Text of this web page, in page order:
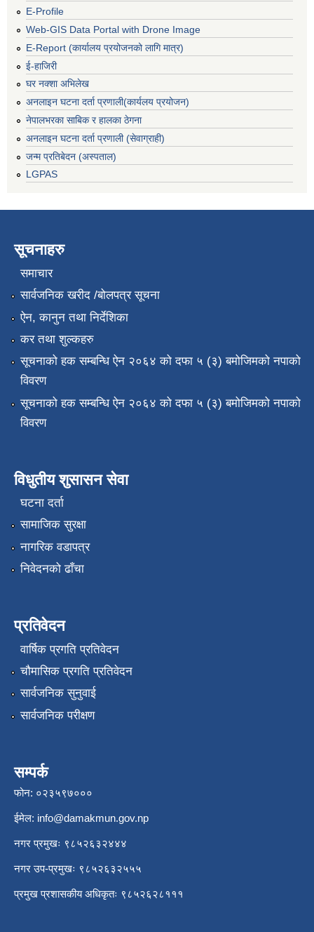
E-Profile
Web-GIS Data Portal with Drone Image
E-Report (कार्यालय प्रयोजनको लागि मात्र)
ई-हाजिरी
घर नक्शा अभिलेख
अनलाइन घटना दर्ता प्रणाली(कार्यलय प्रयोजन)
नेपालभरका साबिक र हालका ठेगना
अनलाइन घटना दर्ता प्रणाली (सेवाग्राही)
जन्म प्रतिबेदन (अस्पताल)
LGPAS
सूचनाहरु
समाचार
सार्वजनिक खरीद /बोलपत्र सूचना
ऐन, कानुन तथा निर्देशिका
कर तथा शुल्कहरु
सूचनाको हक सम्बन्धि ऐन २०६४ को दफा ५ (३) बमोजिमको नपाको
विवरण
सूचनाको हक सम्बन्धि ऐन २०६४ को दफा ५ (३) बमोजिमको नपाको
विवरण
विधुतीय शुसासन सेवा
घटना दर्ता
सामाजिक सुरक्षा
नागरिक वडापत्र
निवेदनको ढाँचा
प्रतिवेदन
वार्षिक प्रगति प्रतिवेदन
चौमासिक प्रगति प्रतिवेदन
सार्वजनिक सुनुवाई
सार्वजनिक परीक्षण
सम्पर्क
फोन: ०२३५९७०००
ईमेल: info@damakmun.gov.np
नगर प्रमुखः ९८५२६३२४४४
नगर उप-प्रमुखः ९८५२६३२५५५
प्रमुख प्रशासकीय अधिकृतः ९८५२६२८१११